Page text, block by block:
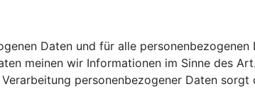
Daten und für alle personenbezogenen
meinen wir Informationen im Sinne des
personenbezogener Daten sorgt